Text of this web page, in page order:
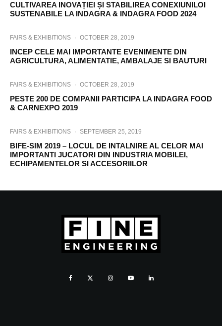
CULTIVAREA INOVAȚIEI ȘI STABILIREA CONEXIUNILOI
SUSTENABILE LA INDAGRA & INDAGRA FOOD 2024
FAIRS & EXHIBITIONS · OCTOBER 28, 2019
INCEP CELE MAI IMPORTANTE EVENIMENTE DIN
AGRICULTURA, ALIMENTATIE, AMBALAJE SI BAUTURI
FAIRS & EXHIBITIONS · OCTOBER 28, 2019
PESTE 200 DE COMPANII PARTICIPA LA INDAGRA FOOD
& CARNEXPO 2019
FAIRS & EXHIBITIONS · SEPTEMBER 25, 2019
BIFE-SIM 2019 – LOCUL DE INTALNIRE AL CELOR MAI
IMPORTANTI JUCATORI DIN INDUSTRIA MOBILEI,
ECHIPAMENTELOR SI ACCESORIILOR